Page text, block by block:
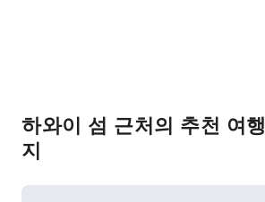
하와이 섬 근처의 추천 여행
지